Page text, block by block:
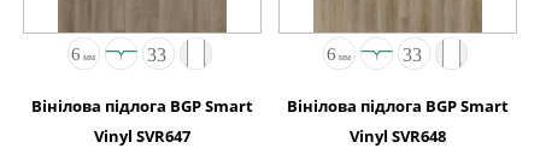
Вінілова підлога BGP Smart
Vinyl SVR647
Вінілова підлога BGP Smart
Vinyl SVR648